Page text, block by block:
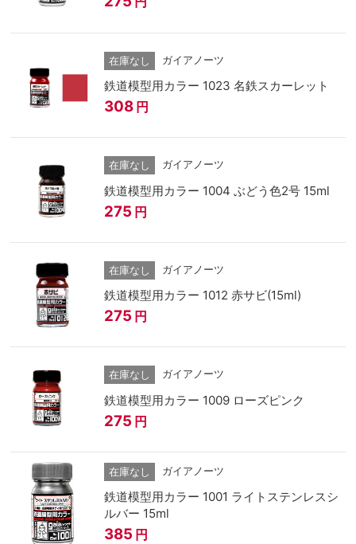
在庫なし ガイアノーツ
鉄道模型用カラー 1023 名鉄スカーレット
308 円
在庫なし ガイアノーツ
鉄道模型用カラー 1004 ぶどう色2号 15ml
275 円
在庫なし ガイアノーツ
鉄道模型用カラー 1012 赤サビ(15ml)
275 円
在庫なし ガイアノーツ
鉄道模型用カラー 1009 ローズピンク
275 円
在庫なし ガイアノーツ
鉄道模型用カラー 1001 ライトステンレスシ
ルバー 15ml
385 円